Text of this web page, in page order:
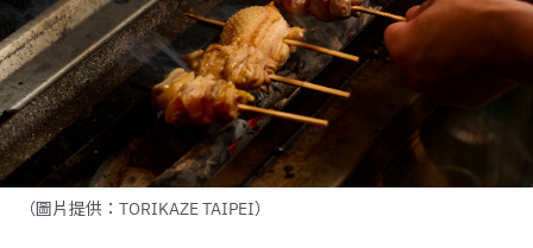
（圖片提供：TORIKAZE TAIPEI）